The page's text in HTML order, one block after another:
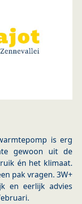
is erg
gewoon uit de
én het klimaat.
pak vragen. 3W+
en eerlijk advies